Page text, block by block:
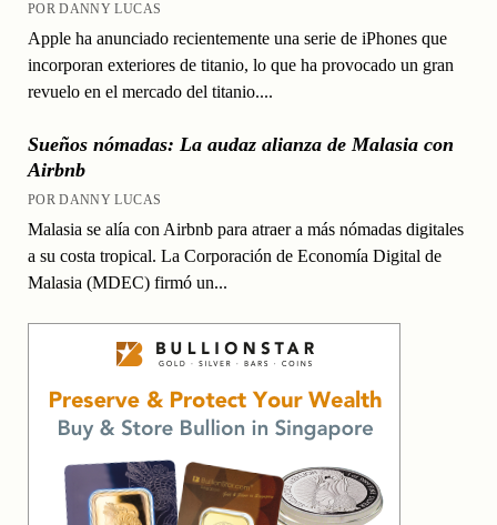
POR DANNY LUCAS
Apple ha anunciado recientemente una serie de iPhones que
incorporan exteriores de titanio, lo que ha provocado un gran
revuelo en el mercado del titanio....
Sueños nómadas: La audaz alianza de Malasia con
Airbnb
POR DANNY LUCAS
Malasia se alía con Airbnb para atraer a más nómadas digitales
a su costa tropical. La Corporación de Economía Digital de
Malasia (MDEC) firmó un...